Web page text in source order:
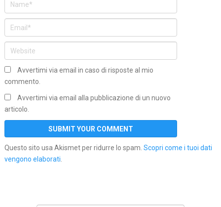
Avvertimi via email in caso di risposte al mio
commento.
Avvertimi via email alla pubblicazione di un nuovo
articolo.
Questo sito usa Akismet per ridurre lo spam. Scopri come i tuoi dati
vengono elaborati.